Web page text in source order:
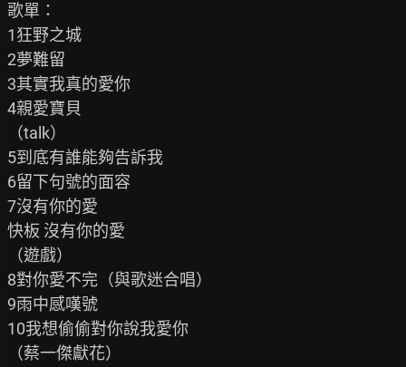
歌單：
1狂野之城
2夢難留
3其實我真的愛你
4親愛寶貝
（talk）
5到底有誰能夠告訴我
6留下句號的面容
7沒有你的愛
快板 沒有你的愛
（遊戲）
8對你愛不完（與歌迷合唱）
9雨中感嘆號
10我想偷偷對你說我愛你
（蔡一傑獻花）